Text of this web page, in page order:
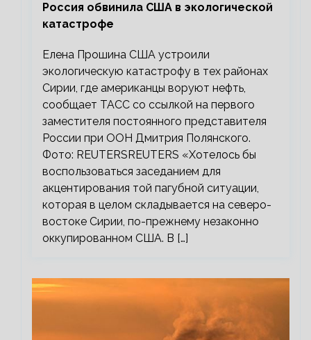
Россия обвинила США в экологической
катастрофе
Елена Прошина США устроили
экологическую катастрофу в тех районах
Сирии, где американцы воруют нефть,
сообщает ТАСС со ссылкой на первого
заместителя постоянного представителя
России при ООН Дмитрия Полянского.
Фото: REUTERSREUTERS «Хотелось бы
воспользоваться заседанием для
акцентирования той пагубной ситуации,
которая в целом складывается на северо-
востоке Сирии, по-прежнему незаконно
оккупированном США. В […]